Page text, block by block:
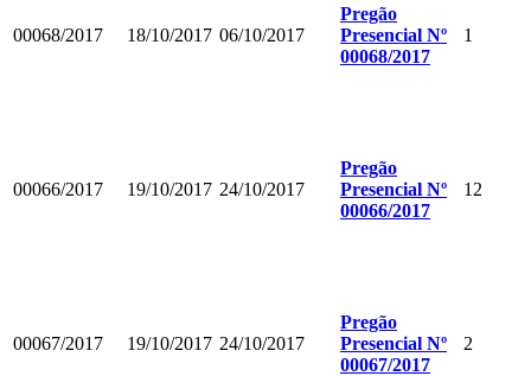
00068/2017 18/10/2017 06/10/2017
Pregão
Presencial Nº
00068/2017
1
00066/2017 19/10/2017 24/10/2017
Pregão
Presencial Nº
00066/2017
12
00067/2017 19/10/2017 24/10/2017
Pregão
Presencial Nº
00067/2017
2